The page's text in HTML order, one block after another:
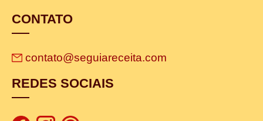
CONTATO
contato@seguiareceita.com
REDES SOCIAIS